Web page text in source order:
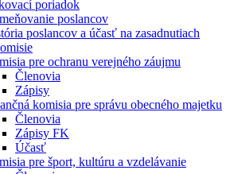
poriadok
poslancov
poslancov a účasť na zasadnutiach
pre ochranu verejného záujmu
Členovia
Zápisy
komisia pre správu obecného majetku
Členovia
Zápisy FK
Účasť
pre šport, kultúru a vzdelávanie